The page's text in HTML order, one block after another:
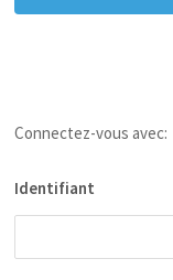
Connectez-vous avec:
Identifiant